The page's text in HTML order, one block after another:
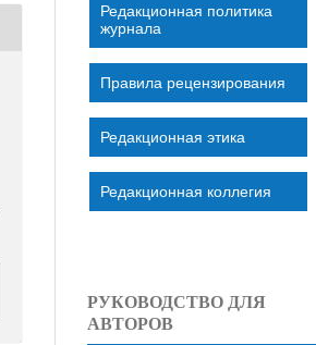
Редакционная политика
журнала
Правила рецензирования
Редакционная этика
Редакционная коллегия
РУКОВОДСТВО ДЛЯ
АВТОРОВ